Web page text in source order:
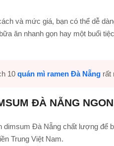
và mức giá, bạn có thể dễ
ăn nhanh gọn hay một buổi
10 quán mì ramen Đà Nẵng rất
ĐÀ NẴNG
dimsum Đà Nẵng chất lượng để
Trung Việt Nam.